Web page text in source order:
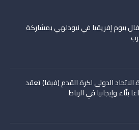
بيوم إفريقيا في نيودلهي بمشاركة
الاتحاد الدولي لكرة القدم (فيفا) تعقد
بنّاء وإيجابيا في الرباط